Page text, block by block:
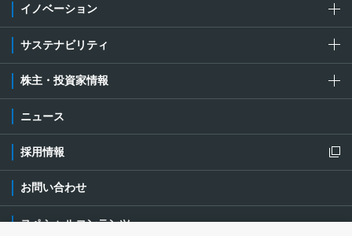
イノベーション
サステナビリティ
株主・投資家情報
ニュース
採用情報
新規ウィンドウを開きます
お問い合わせ
スペシャルコンテンツ